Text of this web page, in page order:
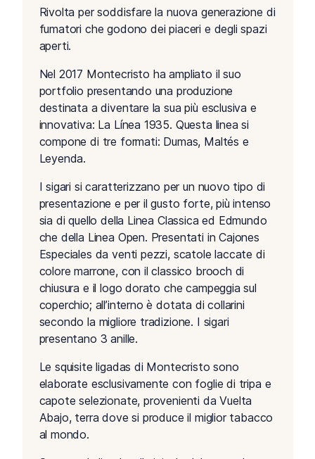
Rivolta per soddisfare la nuova generazione di
fumatori che godono dei piaceri e degli spazi
aperti.
Nel 2017 Montecristo ha ampliato il suo
portfolio presentando una produzione
destinata a diventare la sua più esclusiva e
innovativa: La Línea 1935. Questa linea si
compone di tre formati: Dumas, Maltés e
Leyenda.
I sigari si caratterizzano per un nuovo tipo di
presentazione e per il gusto forte, più intenso
sia di quello della Linea Classica ed Edmundo
che della Linea Open. Presentati in Cajones
Especiales da venti pezzi, scatole laccate di
colore marrone, con il classico brooch di
chiusura e il logo dorato che campeggia sul
coperchio; all’interno è dotata di collarini
secondo la migliore tradizione. I sigari
presentano 3 anille.
Le squisite ligadas di Montecristo sono
elaborate esclusivamente con foglie di tripa e
capote selezionate, provenienti da Vuelta
Abajo, terra dove si produce il miglior tabacco
al mondo.